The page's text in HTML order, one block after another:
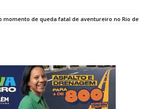
momento de queda fatal de aventureiro no Rio de